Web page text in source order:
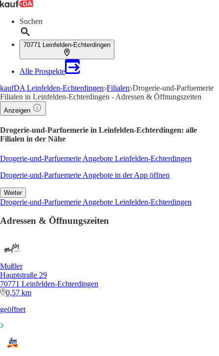
Suchen
70771 Leinfelden-Echterdingen
Alle Prospekte
kaufDA Leinfelden-Echterdingen Filialen Drogerie-und-Parfuemerie
Filialen in Leinfelden-Echterdingen - Adressen & Öffnungszeiten
Anzeigen
Drogerie-und-Parfuemerie in Leinfelden-Echterdingen: alle
Filialen in der Nähe
Drogerie-und-Parfuemerie Angebote Leinfelden-Echterdingen
Drogerie-und-Parfuemerie Angebote in der App öffnen
Weiter
Drogerie-und-Parfuemerie Angebote Leinfelden-Echterdingen
Adressen & Öffnungszeiten
Mußler
Hauptstraße 29
70771 Leinfelden-Echterdingen
0,57 km
geöffnet